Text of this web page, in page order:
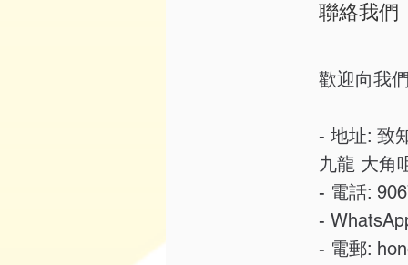
聯絡我們
歡迎向我
- ​地址: 致
九龍 大角
- 電話:
-
- 電郵: